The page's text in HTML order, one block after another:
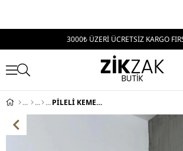
3000₺ ÜZERİ ÜCRETSİZ KARGO
PİLELİ KEMERLİ ŞORTLU ETEK KREM